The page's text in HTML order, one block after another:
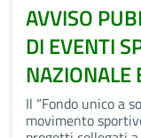
AVVISO
DI EVENTI
NAZIONALE
Il “Fondo unico a
movimento